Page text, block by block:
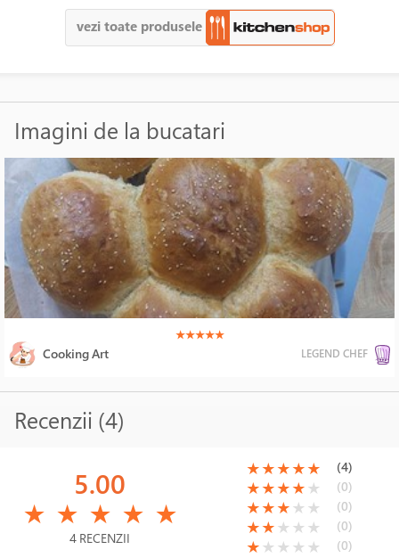
vezi toate produsele
Imagini de la bucatari
(*)
★(*)
★(*)
★(*)
★(*)
★
Cooking Art LEGEND CHEF
Recenzii (4)
5.00
★ ★ ★ ★ ★
4 RECENZII
(*)
★(*)
★(*)
★(*)
★(*)
★ (4)
(*)
★(*)
★(*)
★(*)
★( )
★ (0)
(*)
★(*)
★(*)
★( )
★ ( )
★ (0)
(*)
★(*)
★( )
★ ( )
★ ( )
★ (0)
(*)
★( )
★ ( )
★ ( )
★ ( )
★ (0)